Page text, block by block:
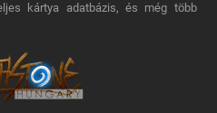
kártya adatbázis, és még több